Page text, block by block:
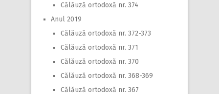
Călăuză ortodoxă nr. 374
Anul 2019
Călăuză ortodoxă nr. 372-373
Călăuză ortodoxă nr. 371
Călăuză ortodoxă nr. 370
Călăuză ortodoxă nr. 368-369
Călăuză ortodoxă nr. 367